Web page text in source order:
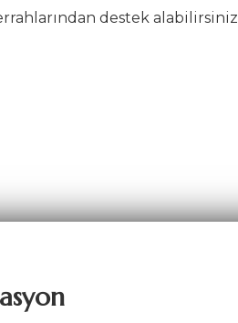
destek